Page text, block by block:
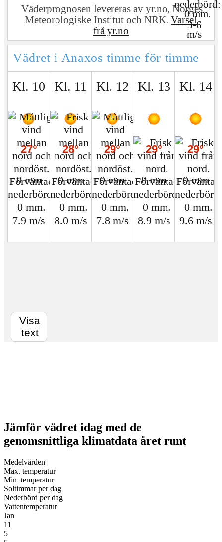
3-6
m/s
Väderprognosen levereras av yr.no, Norges
Meteo­rologiske Institut och NRK.Varsel
frå yr.no
Vädret i Anaxos timme för timme
Kl. 10
27°
0 mm
7.9 m/s
Kl. 11
28°
0 mm
8.0 m/s
Kl. 12
29°
0 mm
7.8 m/s
Kl. 13
29°
0 mm
8.9 m/s
Kl. 14
29°
0 mm
9.6 m/s
Visa
text
Jämför vädret idag med de
genomsnittliga klimatdata året runt
Medel­vär­den
Max. tempe­ratur
Min. tempe­ratur
Sol­tim­mar per dag
Neder­börd per dag
Vatten­tempe­ratur
Jan
11
5